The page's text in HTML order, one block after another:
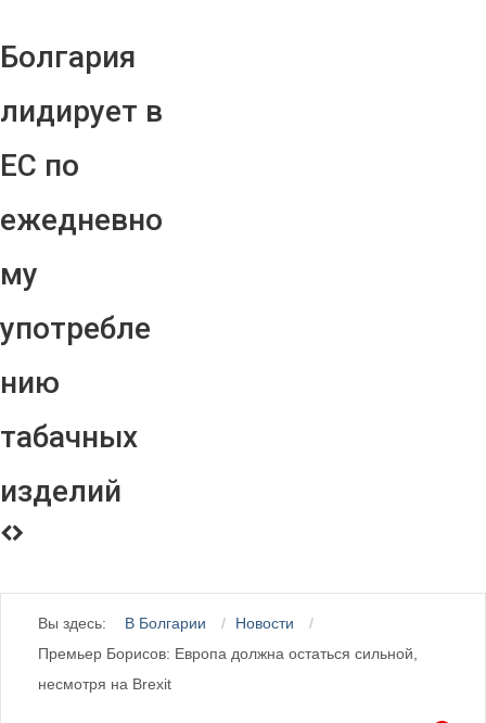
Болгария
лидирует в
ЕС по
ежедневно
му
употребле
нию
табачных
изделий
Вы здесь: В Болгарии
Новости
Премьер Борисов: Европа должна остаться сильной,
несмотря на Brexit